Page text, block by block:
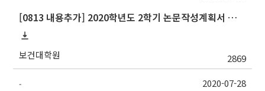
[0813 내용추가] 2020학년도 2학기 논문작성계획서 제출 안내(Thesis Proposal)
보건대학원 2869
- 2020-07-28